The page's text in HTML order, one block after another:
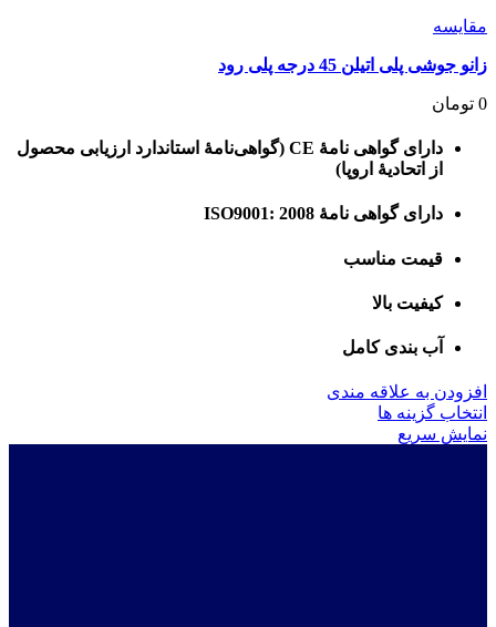
مقايسه
زانو جوشی پلی اتیلن 45 درجه پلی رود
0 تومان
دارای گواهی نامۀ CE (گواهی‌نامۀ استاندارد ارزیابی محصول
از اتحادیۀ اروپا)
دارای گواهی نامۀ ISO9001: 2008
قیمت مناسب
کیفیت بالا
آب بندی کامل
افزودن به علاقه مندی
انتخاب گزینه ها
نمایش سریع